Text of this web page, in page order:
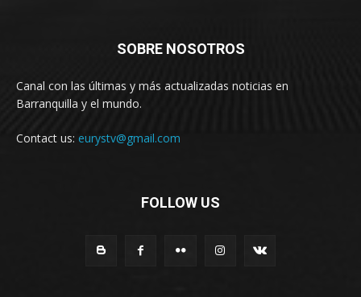
SOBRE NOSOTROS
Canal con las últimas y más actualizadas noticias en
Barranquilla y el mundo.
Contact us: eurystv@gmail.com
FOLLOW US